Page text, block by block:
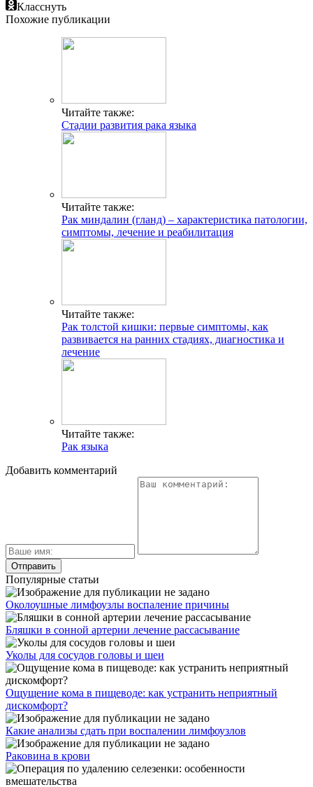
Класснуть
Похожие публикации
Читайте также:
Стадии развития рака языка
Читайте также:
Рак миндалин (гланд) – характеристика патологии,
симптомы, лечение и реабилитация
Читайте также:
Рак толстой кишки: первые симптомы, как
развивается на ранних стадиях, диагностика и
лечение
Читайте также:
Рак языка
Добавить комментарий
Популярные статьи
Околоушные лимфоузлы воспаление причины
Бляшки в сонной артерии лечение рассасывание
Уколы для сосудов головы и шеи
Ощущение кома в пищеводе: как устранить неприятный
дискомфорт?
Какие анализы сдать при воспалении лимфоузлов
Раковина в крови